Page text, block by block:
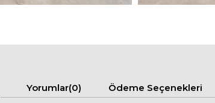
Yorumlar(0) Ödeme Seçenekleri